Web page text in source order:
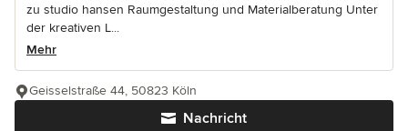
zu studio hansen Raumgestaltung und Materialberatung Unter
der kreativen L...
Mehr
Nachricht
Geisselstraße 44, 50823 Köln